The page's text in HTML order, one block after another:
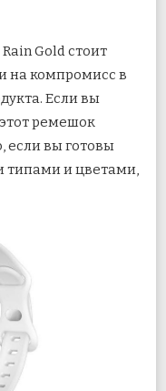
Gold стоит
на компромисс в
Если вы
ремешок
если вы готовы
типами и цветами,